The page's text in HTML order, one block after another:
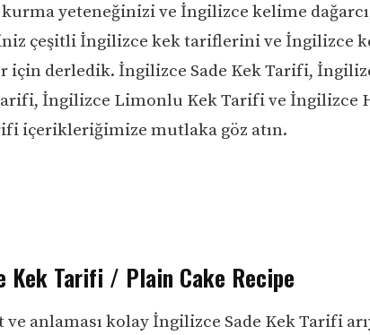
yeteneğinizi ve İngilizce kelime
çeşitli İngilizce kek tariflerini ve İngilizce
için derledik. İngilizce Sade Kek Tarifi,
İngilizce Limonlu Kek Tarifi ve İngilizce
içerikleriğimize mutlaka göz atın.
Kek Tarifi / Plain Cake Recipe
ve anlaması kolay İngilizce Sade Kek Tarifi